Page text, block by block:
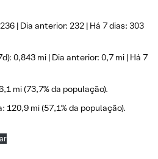
| Dia anterior: 232 | Há 7 dias: 303
0,843 mi | Dia anterior: 0,7 mi | Há 7
mi (73,7% da população).
120,9 mi (57,1% da população).